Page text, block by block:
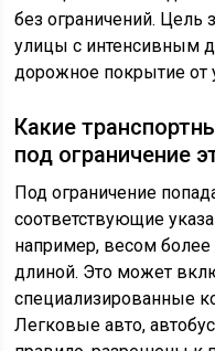
без ограничений. Цель
улицы с интенсивным
дорожное покрытие от
Какие
под ограничение
Под ограничение
соответствующие
например, весом более
длиной. Это может
специализированные
Легковые авто,